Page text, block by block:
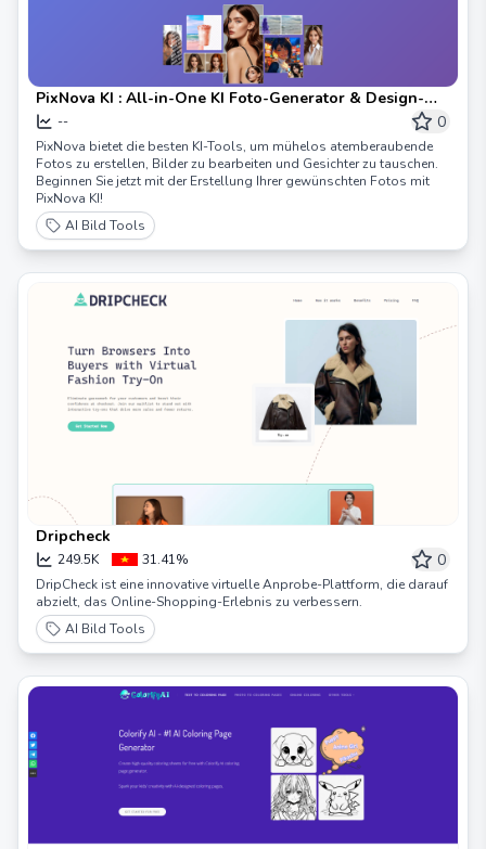
PixNova KI : All-in-One KI Foto-Generator & Design-
Tool
-- 0
PixNova bietet die besten KI-Tools, um mühelos atemberaubende
Fotos zu erstellen, Bilder zu bearbeiten und Gesichter zu tauschen.
Beginnen Sie jetzt mit der Erstellung Ihrer gewünschten Fotos mit
PixNova KI!
AI Bild Tools
Dripcheck
249.5K 31.41% 0
DripCheck ist eine innovative virtuelle Anprobe-Plattform, die darauf
abzielt, das Online-Shopping-Erlebnis zu verbessern.
AI Bild Tools